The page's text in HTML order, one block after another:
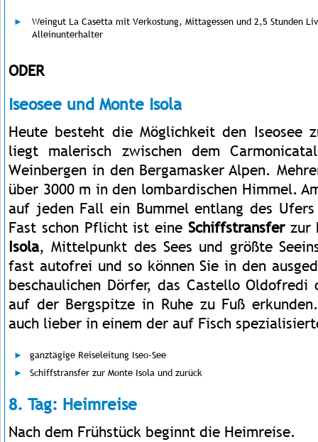
Weingut La Casetta mit Verkostung, Mittagessen und 2,5 Stunden
Alleinunterhalter
ODER
Iseosee und Monte Isola
Heute besteht die Möglichkeit den Iseosee
liegt malerisch zwischen dem
Weinbergen in den Bergamasker Alpen.
über 3000 m in den lombardischen Himmel.
auf jeden Fall ein Bummel entlang des
Fast schon Pflicht ist eine Schiffstransferzur
Isola, Mittelpunkt des Sees und größte
fast autofrei und so können Sie in den
beschaulichen Dörfer, das Castello
auf der Bergspitze in Ruhe zu Fuß
auch lieber in einem der auf Fisch
ganztägige Reiseleitung Iseo-See
Schiffstransfer zur Monte Isola und zurück
8. Tag: Heimreise
Nach dem Frühstück beginnt die Heimreise.